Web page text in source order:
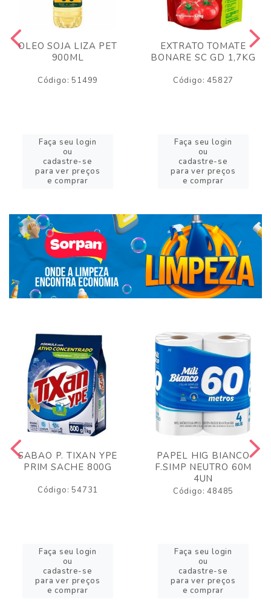
OLEO SOJA LIZA PET
900ML
Código: 51499
Faça seu login
ou
cadastre-se
para ver preços
e comprar
EXTRATO TOMATE
BONARE SC GD 1,7KG
Código: 45827
Faça seu login
ou
cadastre-se
para ver preços
e comprar
SABAO P. TIXAN YPE
PRIM SACHE 800G
Código: 54731
Faça seu login
ou
cadastre-se
para ver preços
e comprar
PAPEL HIG BIANCO
F.SIMP NEUTRO 60M
4UN
Código: 48485
Faça seu login
ou
cadastre-se
para ver preços
e comprar